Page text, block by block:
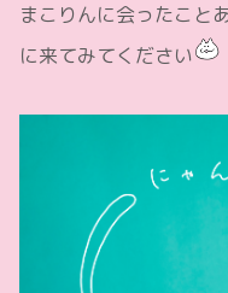
まこりんに会ったこと
に来てみてください